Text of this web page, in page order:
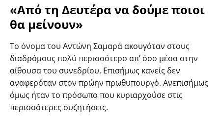
«Από τη Δευτέρα να δούμε ποιοι
θα μείνουν»
Το όνομα του Αντώνη Σαμαρά ακουγόταν στους
διαδρόμους πολύ περισσότερο απ’ όσο μέσα στην
αίθουσα του συνεδρίου. Επισήμως κανείς δεν
αναφερόταν στον πρώην πρωθυπουργό. Ανεπισήμως
όμως ήταν το πρόσωπο που κυριαρχούσε στις
περισσότερες συζητήσεις.